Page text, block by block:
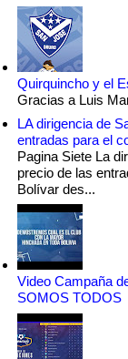
Quirquincho y el
Gracias a Luis
LA dirigencia de
entradas para el
Pagina Siete La
precio de las
Bolívar des...
Video Campaña
SOMOS TODOS